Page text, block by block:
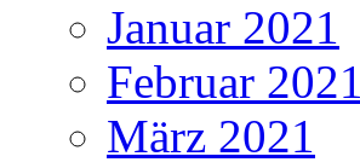
Januar 2021
Februar 2021
März 2021